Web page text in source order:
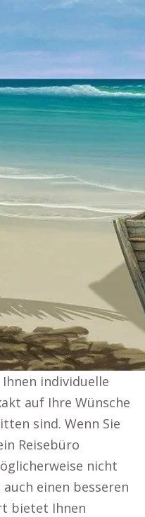
individuelle
auf Ihre Wünsche
sind. Wenn Sie
Reisebüro
nicht
einen besseren
bietet Ihnen